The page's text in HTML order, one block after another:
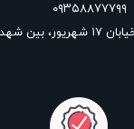
۰۹۳۵۸۸۷۷۷۹۹
آدرس انبار: تهران، شادآباد،